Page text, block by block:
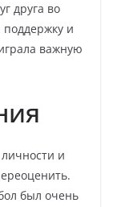
друга во
поддержку и
важную
и
был очень